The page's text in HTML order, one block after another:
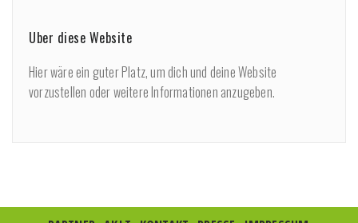
Über diese Website
Hier wäre ein guter Platz, um dich und deine Website
vorzustellen oder weitere Informationen anzugeben.